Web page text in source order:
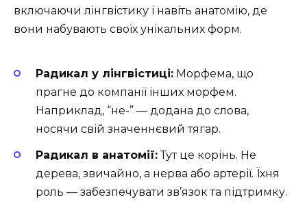
включаючи лінгвістику і навіть анатомію, де
вони набувають своїх унікальних форм.
Радикал у лінгвістиці: Морфема, що
прагне до компанії інших морфем.
Наприклад, “не-” — додана до слова,
носячи свій значеннєвий тягар.
Радикал в анатомії:Тут це корінь. Не
дерева, звичайно, а нерва або артерії. Їхня
роль — забезпечувати зв’язок та підтримку.